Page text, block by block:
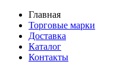
Главная
Торговые марки
Доставка
Каталог
Контакты